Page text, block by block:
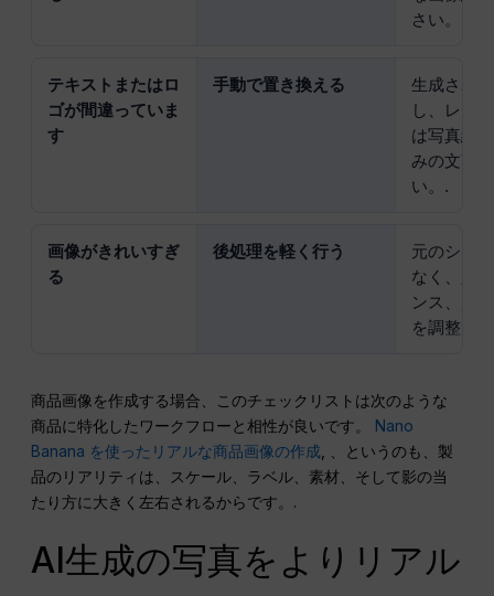
さい。.
テキストまたはロ
ゴが間違っていま
す
手動で置き換える
生成され
し、レイ
は写真編
みの文言
い。.
画像がきれいすぎ
る
後処理を軽く行う
元のシー
なく、露
ンス、質
を調整で
商品画像を作成する場合、このチェックリストは次のような
商品に特化したワークフローと相性が良いです。 Nano
Banana を使ったリアルな商品画像の作成 , 、というのも、製
品のリアリティは、スケール、ラベル、素材、そして影の当
たり方に大きく左右されるからです。.
AI生成の写真をよりリアル